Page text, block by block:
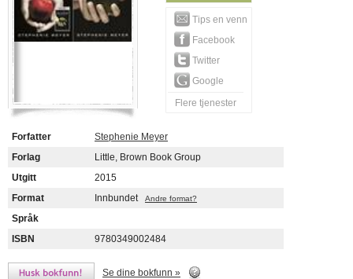
Tips en venn
Facebook
Twitter
Google
Flere tjenester
Forfatter
Stephenie Meyer
Forlag
Little, Brown Book Group
Utgitt
2015
Format
Innbundet Andre format?
Språk
ISBN
9780349002484
Se dine bokfunn »